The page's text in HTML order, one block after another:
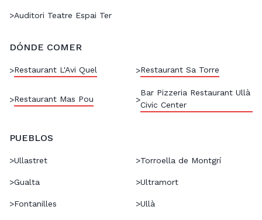
>Auditori Teatre Espai Ter
DÓNDE COMER
>Restaurant L'Avi Quel >Restaurant Sa Torre
>Restaurant Mas Pou >
Bar Pizzeria Restaurant Ullà
Civic Center
PUEBLOS
>Ullastret >Torroella de Montgrí
>Gualta >Ultramort
>Fontanilles >Ullà